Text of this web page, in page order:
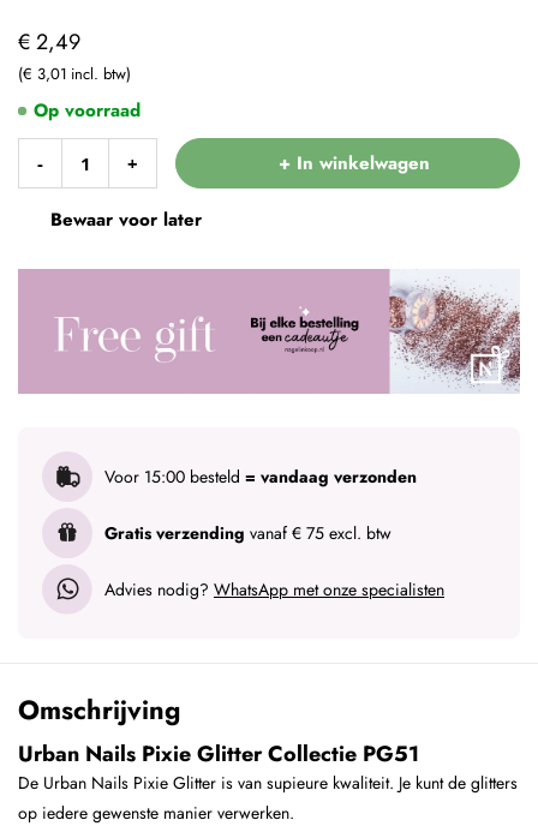
€ 2,49
€ 3,01
- + + In winkelwagen
Bewaar voor later
Voor 15:00 besteld = vandaag verzonden
Gratis verzending vanaf € 75 excl. btw
Advies nodig? WhatsApp met onze specialisten
Op voorraad
Omschrijving
Urban Nails Pixie Glitter Collectie PG51
De Urban Nails Pixie Glitter is van supieure kwaliteit. Je kunt de glitters
op iedere gewenste manier verwerken.